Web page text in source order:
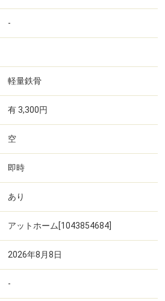
-
軽量鉄骨
有 3,300円
空
即時
あり
アットホーム[1043854684]
2026年8月8日
-